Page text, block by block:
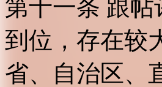
第十一条 跟
到位，存在较
省、自治区、